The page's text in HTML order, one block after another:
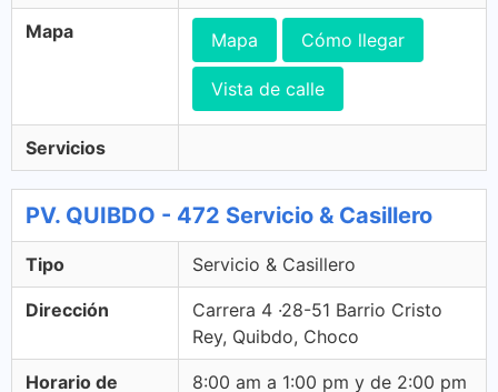
Mapa Mapa Cómo llegar
Vista de calle
Servicios
PV. QUIBDO - 472 Servicio & Casillero
Tipo Servicio & Casillero
Dirección
Carrera 4 ·28-51 Barrio Cristo
Rey, Quibdo, Choco
Horario de 8:00 am a 1:00 pm y de 2:00 pm